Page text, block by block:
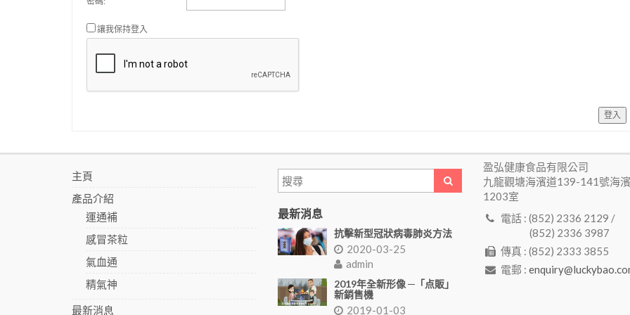
讓我保持登入
登入
主頁
產品介紹
運通補
感冒茶粒
氣血通
精氣神
最新消息
最新消息
抗擊新型冠狀病毒肺炎方法
2020-03-25
admin
2019年全新形像 ─「点販」
新銷售機
2019-01-03
盈弘健康食品有限公司
九龍觀塘海濱道139-141號海
1203室
電話 : (852) 2336 2129 /
(852) 2336 3987
傳真 : (852) 2333 3855
電郵 :